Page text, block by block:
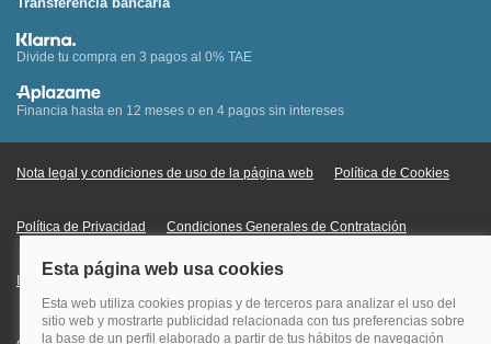
Divide tu compra en 3 pagos al 0% TAE
Financia hasta en 12 meses o en 4 pagos sin intereses
Nota legal y condiciones de uso de la página web Política de Cookies
Política de Privacidad Condiciones Generales de Contratación
Información Legal sobre Mercados en Línea